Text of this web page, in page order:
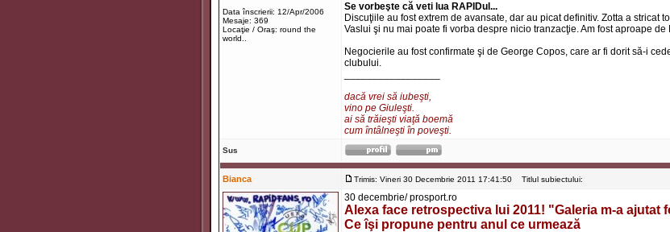
Data înscrierii: 12/Apr/2006
Mesaje: 369
Locaţie / Oraş: round the
world..
Se vorbeşte că veti lua RAPIDul...
Discuţiile au fost extrem de avansate, dar au picat definitiv. Zotta a stricat
Vaslui şi nu mai poate fi vorba despre nicio tranzacţie. Am fost aproape de
Negocierile au fost confirmate şi de George Copos, care ar fi dorit să-i
clubului.
dacă vrei să iubeşti,
vino pe Giuleşti.
ai să trăieşti viaţă boemă
cum întâlneşti în poveşti.
Sus
Bianca Trimis: Vineri 30 Decembrie 2011 17:41:50 Titlul subiectului:
30 decembrie/ prosport.ro
Alexa face retrospectiva lui 2011! "Galeria m-a ajutat
Ce îşi propune pentru anul ce urmează